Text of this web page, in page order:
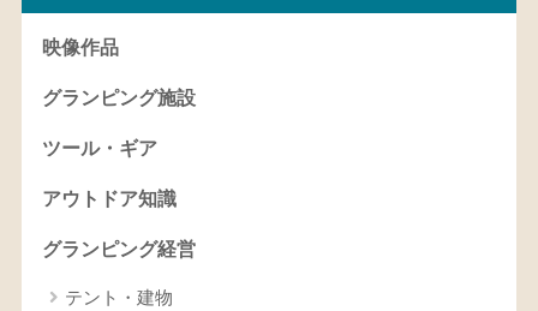
映像作品
グランピング施設
ツール・ギア
アウトドア知識
グランピング経営
テント・建物